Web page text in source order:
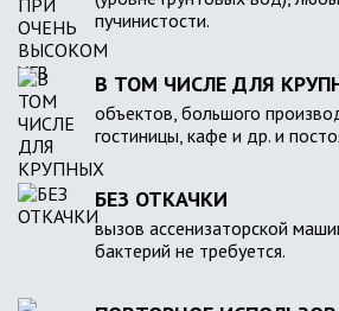
пучинистости.
В ТОМ ЧИСЛЕ ДЛЯ
объектов, большого
гостиницы, кафе и др. и
БЕЗ ОТКАЧКИ
вызов ассенизаторской
бактерий не требуется.